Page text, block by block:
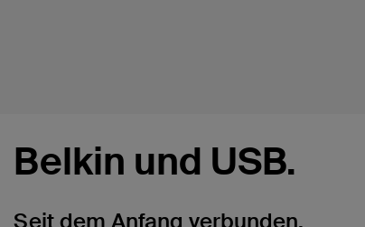
Belkin und USB.